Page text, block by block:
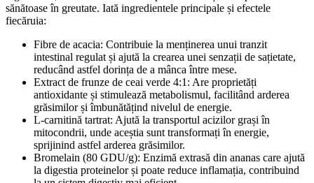
sănătoase în greutate. Iată ingredientele principale și efectele
fiecăruia:
Fibre de acacia: Contribuie la menținerea unui tranzit
intestinal regulat și ajută la crearea unei senzații de sațietate,
reducând astfel dorința de a mânca între mese.
Extract de frunze de ceai verde 4:1: Are proprietăți
antioxidante și stimulează metabolismul, facilitând arderea
grăsimilor și îmbunătățind nivelul de energie.
L-carnitină tartrat: Ajută la transportul acizilor grași în
mitocondrii, unde aceștia sunt transformați în energie,
sprijinind astfel arderea grăsimilor.
Bromelain (80 GDU/g): Enzimă extrasă din ananas care ajută
la digestia proteinelor și poate reduce inflamația, contribuind